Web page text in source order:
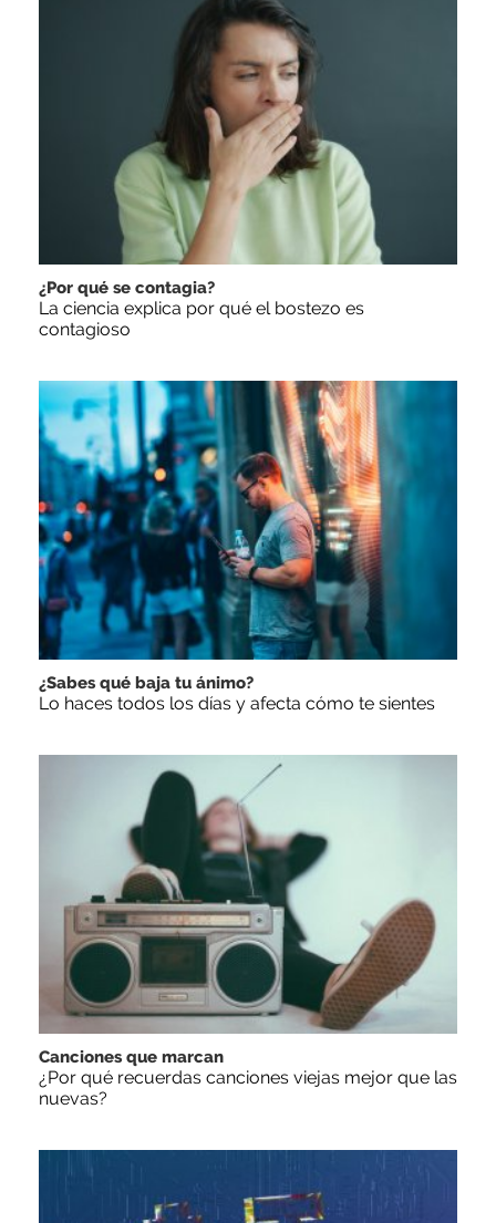
¿Por qué se contagia?
La ciencia explica por qué el bostezo es
contagioso
¿Sabes qué baja tu ánimo?
Lo haces todos los días y afecta cómo te sientes
Canciones que marcan
¿Por qué recuerdas canciones viejas mejor que las
nuevas?